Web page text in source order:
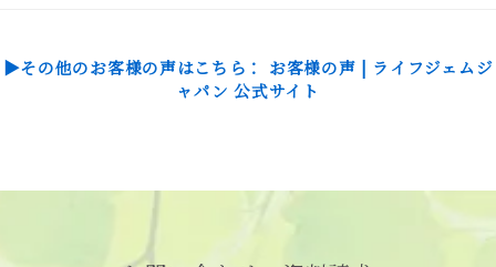
▶その他のお客様の声はこちら： お客様の声 | ライフジェムジ
ャパン 公式サイト